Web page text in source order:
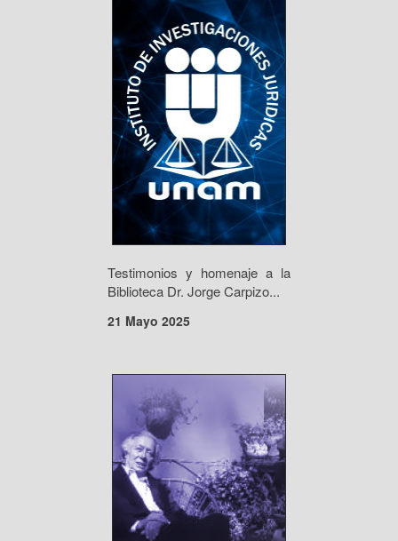
Testimonios y homenaje a la
Biblioteca Dr. Jorge Carpizo...
21 Mayo 2025